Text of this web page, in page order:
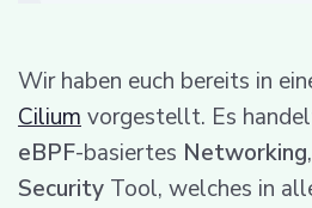
Wir haben euch bereits in
Cilium vorgestellt. Es
eBPF-basiertes Networking,
Security Tool, welches in